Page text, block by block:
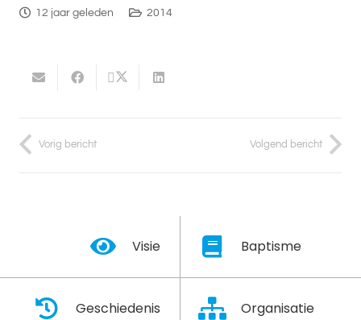
12 jaar geleden 2014
Vorig bericht Volgend bericht
Visie Baptisme
Geschiedenis Organisatie